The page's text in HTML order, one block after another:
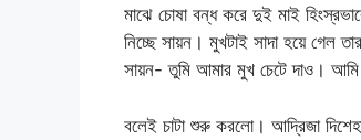
মাঝে চোষা বন্ধ করে দুই মাই
নিচ্ছে সায়ন। মুখটাই সাদা হয়ে গেল
সায়ন- তুমি আমার মুখ চেটে দাও।
বলেই চাটা শুরু করলো। আদ্রিজা